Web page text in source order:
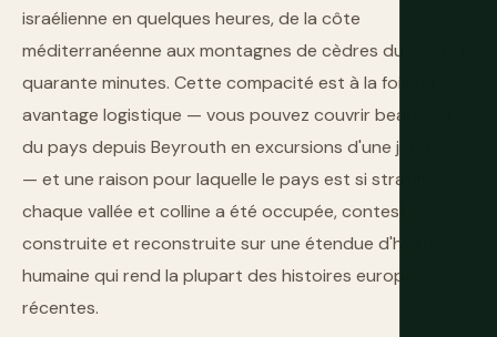
israélienne en quelques heures, de la côte
méditerranéenne aux montagnes de cèdres du nord en
quarante minutes. Cette compacité est à la fois un
avantage logistique — vous pouvez couvrir beaucoup
du pays depuis Beyrouth en excursions d'une journée
— et une raison pour laquelle le pays est si stratifié :
chaque vallée et colline a été occupée, contestée,
construite et reconstruite sur une étendue d'histoire
humaine qui rend la plupart des histoires européennes
récentes.